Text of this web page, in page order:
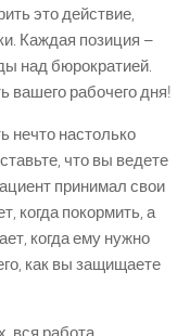
это действие,
Каждая позиция –
над бюрократией.
вашего рабочего дня!
нечто настолько
что вы ведете
принимал свои
когда покормить, а
когда ему нужно
как вы защищаете